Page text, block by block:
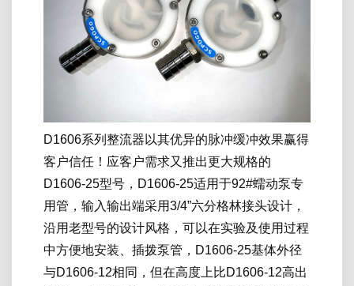
D1606系列整流器以其优异的脉冲缓冲效果赢得
客户信任！应客户需求又推出更大规格的
D1606-25型号，D1606-25适用于92#蠕动泵专
用管，输入输出端采用3/4”六分格林接头设计，
沿用老型号的设计风格，可以在实验及使用过程
中方便地安装、插拨泵管，D1606-25基体外径
与D1606-12相同，但在高度上比D1606-12高出